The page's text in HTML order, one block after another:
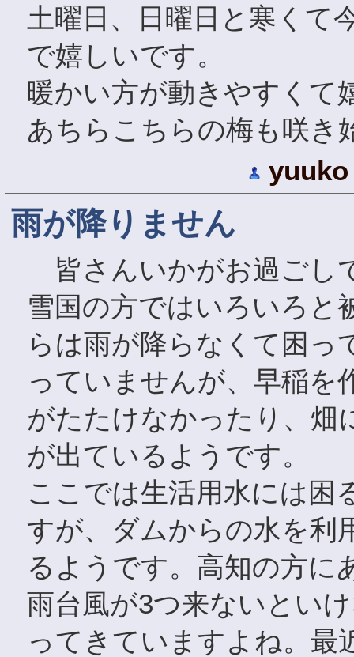
土曜日、日曜日と寒くて
で嬉しいです。
暖かい方が動きやすくて
あちらこちらの梅も咲き
yuuko
雨が降りません
皆さんいかがお過ごし
雪国の方ではいろいろと
らは雨が降らなくて困っ
っていませんが、早稲を
がたたけなかったり、畑
が出ているようです。
ここでは生活用水には困
すが、ダムからの水を利
るようです。高知の方に
雨台風が3つ来ないとい
ってきていますよね。最